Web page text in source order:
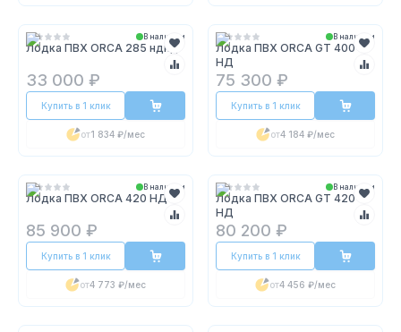
В наличии
Лодка ПВХ ORCA 285 нднд
33 000 ₽
Купить в 1 клик
от1 834 ₽/мес
В наличии
Лодка ПВХ ORCA GT 400
НД
75 300 ₽
Купить в 1 клик
от4 184 ₽/мес
В наличии
Лодка ПВХ ORCA 420 НДФ
85 900 ₽
Купить в 1 клик
от4 773 ₽/мес
В наличии
Лодка ПВХ ORCA GT 420
НД
80 200 ₽
Купить в 1 клик
от4 456 ₽/мес